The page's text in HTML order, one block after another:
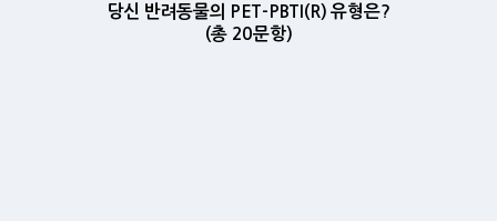
당신 반려동물의 PET-PBTI(R) 유형은?
(총 20문항)